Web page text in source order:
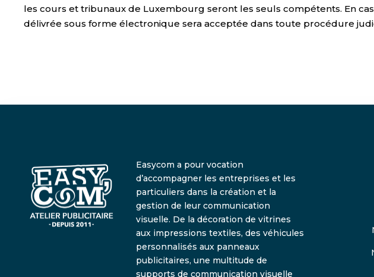
les cours et tribunaux de Luxembourg seront les seuls compétents. En
délivrée sous forme électronique sera acceptée dans toute procédure
Easycom a pour vocation
d’accompagner les entreprises et les
particuliers dans la création et la
gestion de leur communication
visuelle. De la décoration de vitrines
aux impressions textiles, des véhicules
personnalisés aux panneaux
publicitaires, une multitude de
supports de communication visuelle